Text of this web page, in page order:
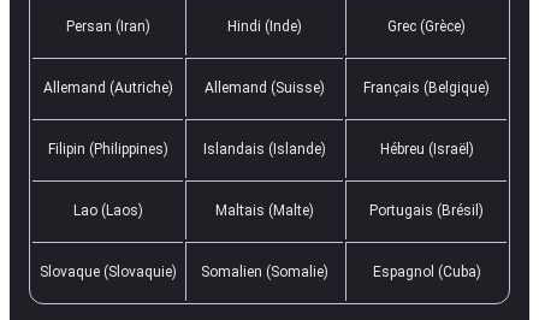
Persan (Iran) Hindi (Inde) Grec (Grèce)
Allemand (Autriche) Allemand (Suisse) Français (Belgique)
Filipin (Philippines) Islandais (Islande) Hébreu (Israël)
Lao (Laos) Maltais (Malte) Portugais (Brésil)
Slovaque (Slovaquie) Somalien (Somalie) Espagnol (Cuba)